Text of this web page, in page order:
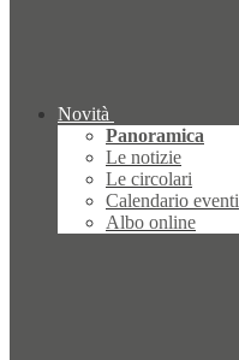
Novità
Panoramica
Le notizie
Le circolari
Calendario eventi
Albo online